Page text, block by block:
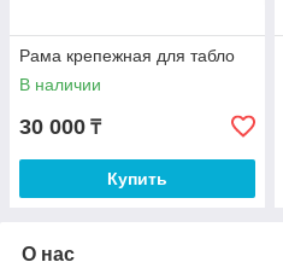
Рама крепежная для табло
В наличии
30 000 ₸
Купить
О нас